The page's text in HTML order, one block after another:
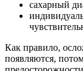
сахарный
Как правило,
появляются,